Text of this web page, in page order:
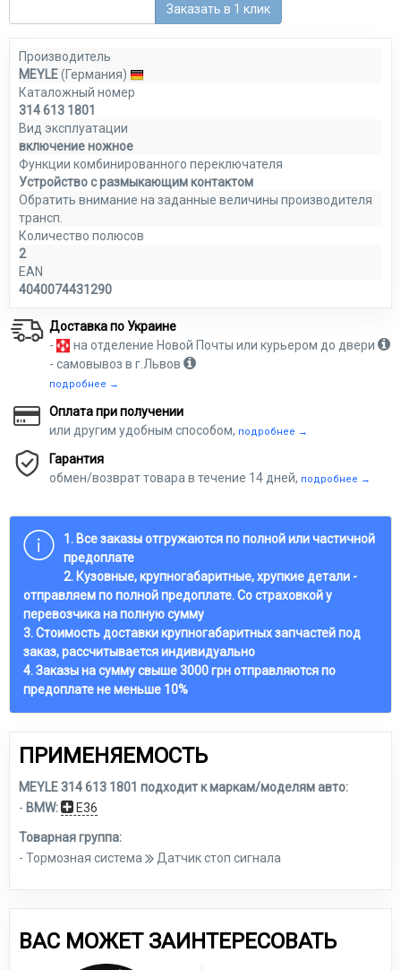
Заказать в 1 клик
Производитель
MEYLE(Германия)
Каталожный номер
314 613 1801
Вид эксплуатации
включение ножное
Функции комбинированного переключателя
Устройство с размыкающим контактом
Обратить внимание на заданные величины производителя
трансп.
Количество полюсов
2
EAN
4040074431290
Доставка по Украине
-
на отделение Новой Почты или курьером до двери
- самовывоз в г.Львов
подробнее →
Оплата при получении
или другим удобным способом, подробнее →
Гарантия
обмен/возврат товара в течение 14 дней, подробнее →
1. Все заказы отгружаются по полной или частичной
предоплате
2. Кузовные, крупногабаритные, хрупкие детали -
отправляем по полной предоплате. Со страховкой у
перевозчика на полную сумму
3. Стоимость доставки крупногабаритных запчастей под
заказ, рассчитывается индивидуально
4. Заказы на сумму свыше 3000 грн отправляются по
предоплате не меньше 10%
ПРИМЕНЯЕМОСТЬ
MEYLE 314 613 1801 подходит к маркам/моделям авто:
- BMW: E36
Товарная группа:
- Тормозная система
Датчик стоп сигнала
ВАС МОЖЕТ ЗАИНТЕРЕСОВАТЬ